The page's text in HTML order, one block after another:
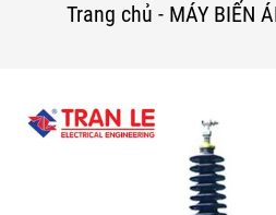
Trang chủ - MÁY BIẾN